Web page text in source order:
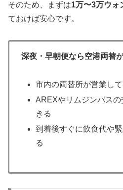
そのため、まずは1万〜3万ウォ
ておけば安心です。
深夜・早朝便なら空港両替
市内の両替所が営業し
AREXやリムジンバス
きる
到着後すぐに飲食代や
る